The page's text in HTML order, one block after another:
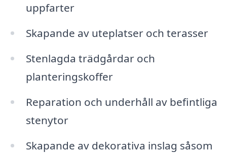
uppfarter
Skapande av uteplatser och terasser
Stenlagda trädgårdar och
planteringskoffer
Reparation och underhåll av befintliga
stenytor
Skapande av dekorativa inslag såsom